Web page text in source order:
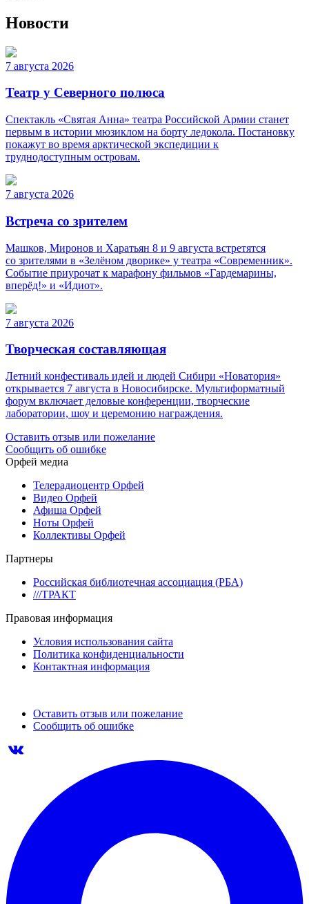
Новости
7 августа 2026
Театр у Северного полюса
Спектакль «Святая Анна» театра Российской Армии станет
первым в истории мюзиклом на борту ледокола. Постановку
покажут во время арктической экспедиции к
труднодоступным островам.
7 августа 2026
Встреча со зрителем
Машков, Миронов и Харатьян 8 и 9 августа встретятся
со зрителями в «Зелёном дворике» у театра «Современник».
Событие приурочат к марафону фильмов «Гардемарины,
вперёд!» и «Идиот».
7 августа 2026
Творческая составляющая
Летний конфестиваль идей и людей Сибири «Новатория»
открывается 7 августа в Новосибирске. Мультиформатный
форум включает деловые конференции, творческие
лаборатории, шоу и церемонию награждения.
Оставить отзыв или пожелание
Сообщить об ошибке
Орфей медиа
Телерадиоцентр Орфей
Видео Орфей
Афиша Орфей
Ноты Орфей
Коллективы Орфей
Партнеры
Российская библиотечная ассоциация (РБА)
///ТРАКТ
Правовая информация
Условия использования сайта
Политика конфиденциальности
Контактная информация
Оставить отзыв или пожелание
Сообщить об ошибке